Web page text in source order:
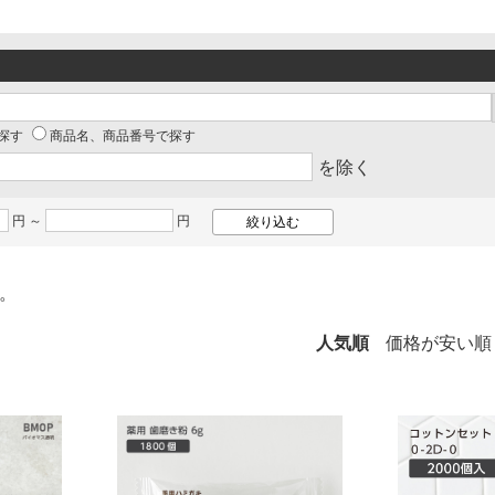
す 商品名、商品番号で探す
を除く
円 ～ 円
人気順 価格が安い順